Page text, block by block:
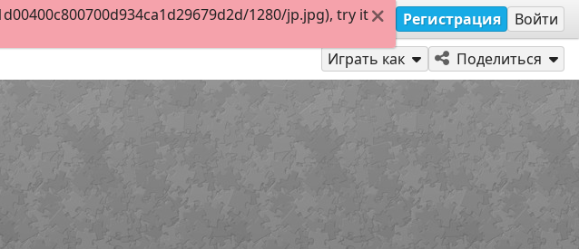
Регистрация Войти
Играть как Поделиться
1280/jp.jpg), try it